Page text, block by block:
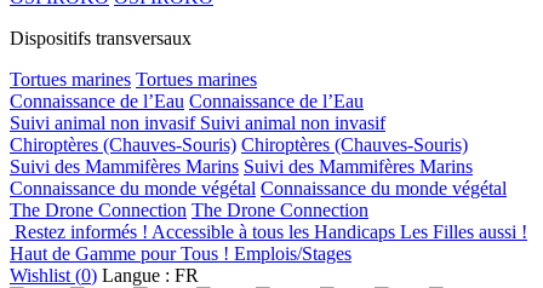
Dispositifs transversaux
Tortues marines Tortues marines
Connaissance de l’Eau Connaissance de l’Eau
Suivi animal non invasif Suivi animal non invasif
Chiroptères (Chauves-Souris) Chiroptères (Chauves-Souris)
Suivi des Mammifères Marins Suivi des Mammifères Marins
Connaissance du monde végétal Connaissance du monde végétal
The Drone Connection The Drone Connection
Restez informés ! Accessible à tous les Handicaps Les Filles aussi !
Haut de Gamme pour Tous ! Emplois/Stages
Wishlist (0) Langue : FR